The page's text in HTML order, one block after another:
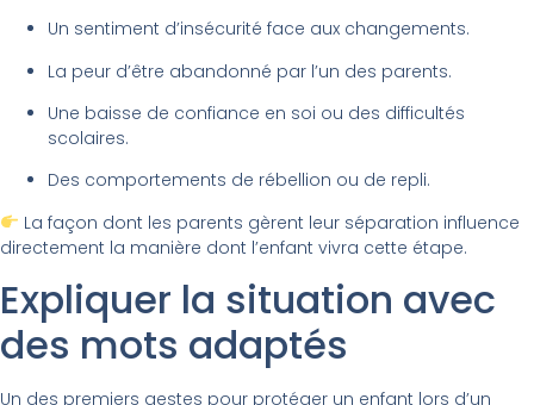
Un sentiment d’insécurité face aux changements.
La peur d’être abandonné par l’un des parents.
Une baisse de confiance en soi ou des difficultés
scolaires.
Des comportements de rébellion ou de repli.
La façon dont les parents gèrent leur séparation influence
directement la manière dont l’enfant vivra cette étape.
Expliquer la situation avec
des mots adaptés
Un des premiers gestes pour protéger un enfant lors d’un